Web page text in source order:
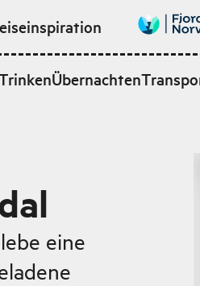
Übernachten
eine